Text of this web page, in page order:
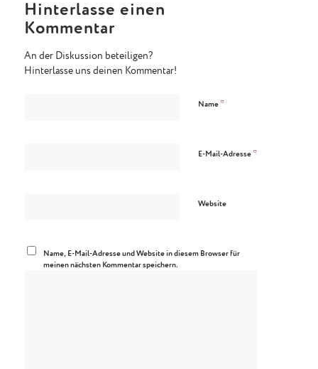
Hinterlasse einen
Kommentar
An der Diskussion beteiligen?
Hinterlasse uns deinen Kommentar!
Name *
E-Mail-Adresse *
Website
Name, E-Mail-Adresse und Website in diesem Browser für
meinen nächsten Kommentar speichern.